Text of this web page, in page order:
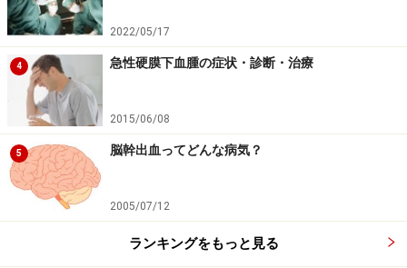
しかし、症状が徐々に進むことが多く、いずれ手術治療
が必要になることもあります。放置せず、定期的に医療
機関に通院する必要があります。
脊髄空洞症も該当する「指定難病」とは
また、脊髄空洞症は「指定難病」でもあります。指定難
病とは、国が「難病の患者に対する医療等に関する法
律」に定められる基準に基づいて医療費助成制度の対象
としている難病のことです。2021年6月現在、333の病気
2022/05/17
4 急性硬膜下血腫の症状・診断・治療
2015/06/08
5 脳幹出血ってどんな病気？
2005/07/12
ランキングをもっと見る